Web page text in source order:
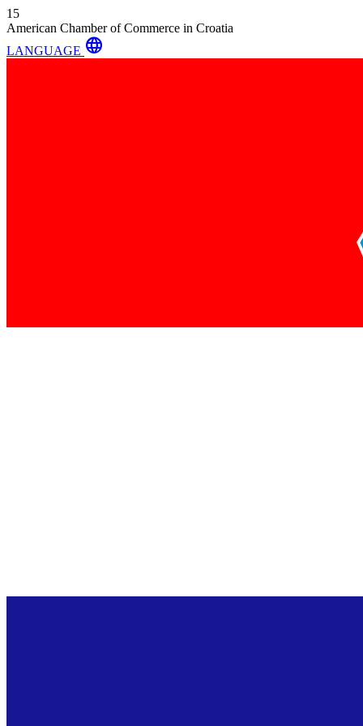
15
American Chamber of Commerce in Croatia
LANGUAGE language